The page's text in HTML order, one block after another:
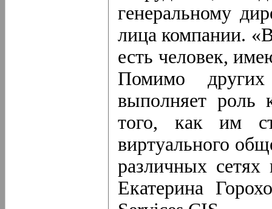
генеральному
лица компании.
есть человек,
Помимо
выполняет роль
того, как им
виртуального
различных
Екатерина